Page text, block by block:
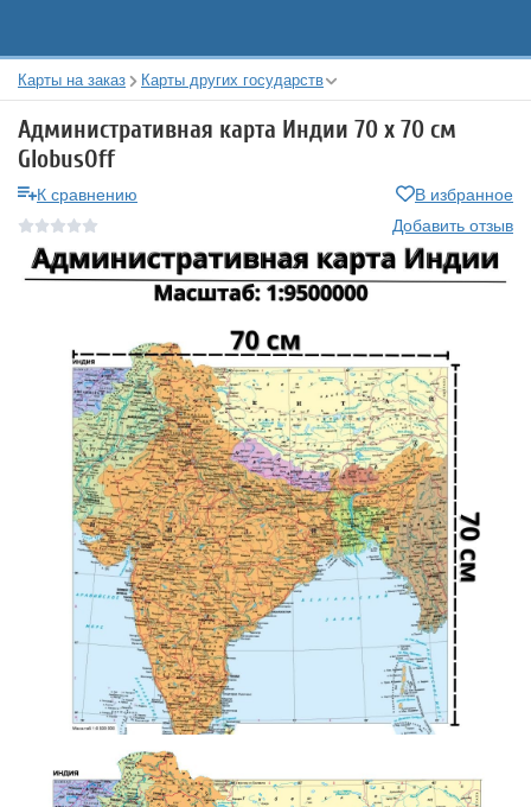
Карты на заказ Карты других государств
Административная карта Индии 70 х 70 см
GlobusOff
К сравнению
В избранное
Добавить отзыв